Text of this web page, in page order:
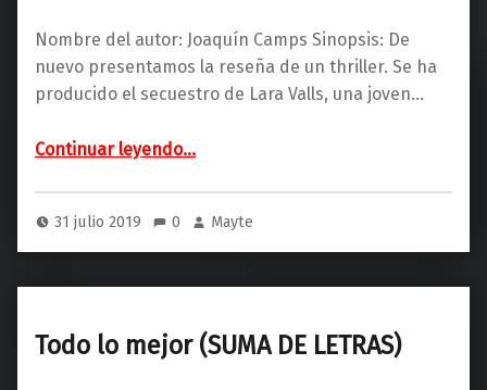
Nombre del autor: Joaquín Camps Sinopsis: De
nuevo presentamos la reseña de un thriller. Se ha
producido el secuestro de Lara Valls, una joven…
Continuar leyendo…
31 julio 2019 0 Mayte
Todo lo mejor (SUMA DE LETRAS)